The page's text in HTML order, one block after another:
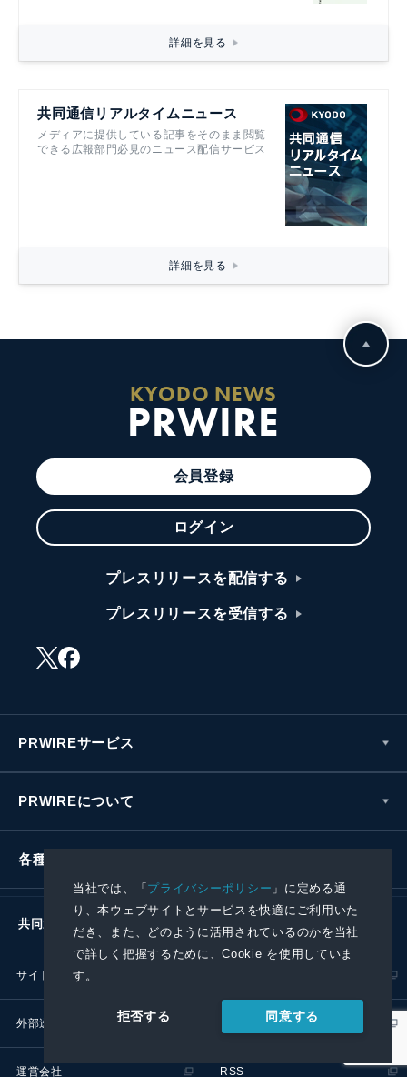
当社では、「プライバシーポリシー 」に定める通
り、本ウェブサイトとサービスを快適にご利用いた
だき、また、どのように活用されているのかを当社
で詳しく把握するために、Cookie を使用していま
す。
拒否する 同意する
詳細を見る
共同通信リアルタイムニュース
メディアに提供している記事をそのまま閲覧
できる広報部門必見のニュース配信サービス
詳細を見る
KYODO NEWS
PRWIRE
会員登録
ログイン
プレスリリースを配信する
プレスリリースを受信する
PRWIREサービス
PRWIREについて
各種お問い合わせ
共同通信社グループ
サイトポリシー
外部送信ポリシー プレスリリース取扱基準
運営会社 RSS